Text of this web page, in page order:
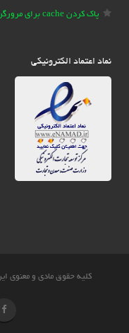
کلیه حقوق مادی و معنوی
پاک کردن cache برای مرورگر Brave
نماد اعتماد الکترونیکی